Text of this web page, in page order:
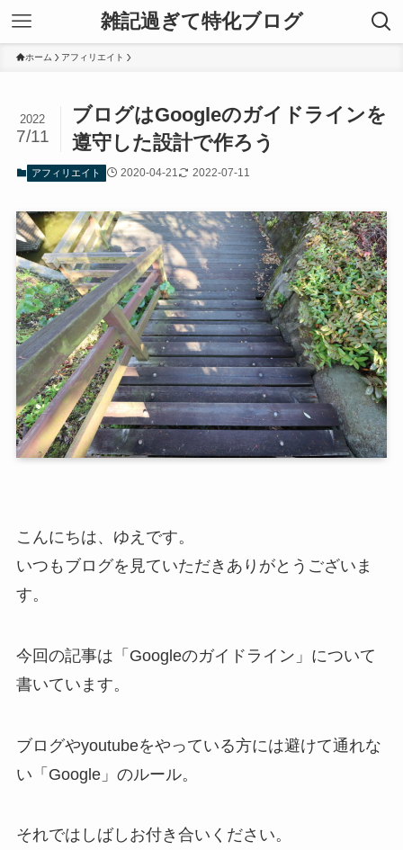
雑記過ぎて特化ブログ
ホーム アフィリエイト
ブログはGoogleのガイドラインを
遵守した設計で作ろう
2022
7/11
アフィリエイト 2020-04-21 2022-07-11
こんにちは、ゆえです。
いつもブログを見ていただきありがとうございま
す。
今回の記事は「Googleのガイドライン」について
書いています。
ブログやyoutubeをやっている方には避けて通れな
い「Google」のルール。
それではしばしお付き合いください。